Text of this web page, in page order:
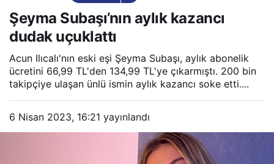
Şeyma Subaşı’nın aylık kazancı
dudak uçuklattı
Acun Ilıcalı'nın eski eşi Şeyma Subaşı, aylık abonelik
ücretini 66,99 TL'den 134,99 TL'ye çıkarmıştı. 200 bin
takipçiye ulaşan ünlü ismin aylık kazancı soke etti....
6 Nisan 2023, 16:21 yayınlandı